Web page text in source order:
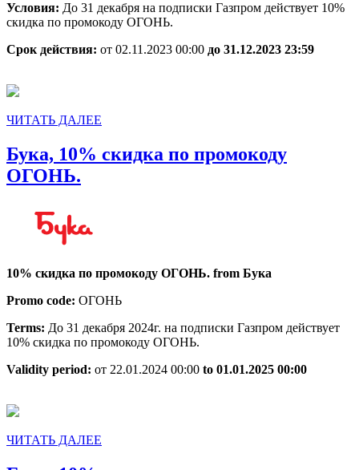
Условия: До 31 декабря на подписки Газпром действует 10%
скидка по промокоду ОГОНЬ.
Срок действия: от 02.11.2023 00:00 до 31.12.2023 23:59
ЧИТАТЬ ДАЛЕЕ
Бука, 10% скидка по промокоду
ОГОНЬ.
по
ОГОНЬ.
10% скидка по промокоду ОГОНЬ. from Бука
Promo code: ОГОНЬ
Terms: До 31 декабря 2024г. на подписки Газпром действует
10% скидка по промокоду ОГОНЬ.
Validity period: от 22.01.2024 00:00 to 01.01.2025 00:00
ЧИТАТЬ ДАЛЕЕ